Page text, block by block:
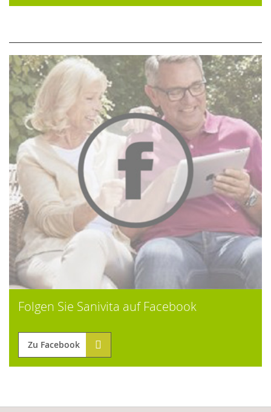
Folgen Sie Sanivita auf Facebook
Zu Facebook